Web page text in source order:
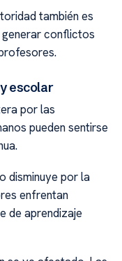
también es
conflictos
escolar
por las
pueden sentirse
disminuye por la
enfrentan
de aprendizaje